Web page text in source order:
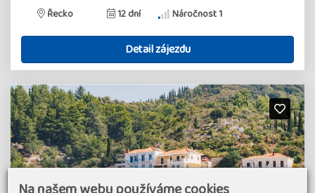
Řecko 12 dní Náročnost 1
Detail zájezdu